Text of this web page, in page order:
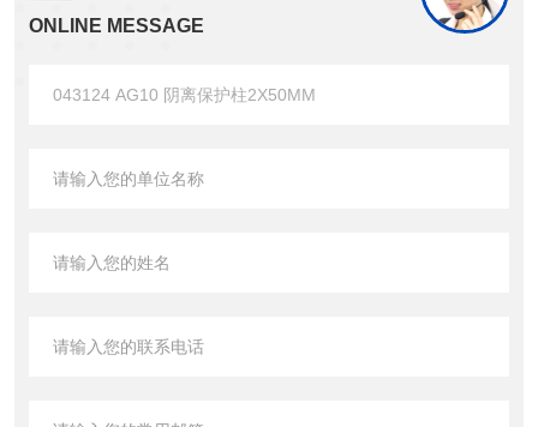
ONLINE MESSAGE